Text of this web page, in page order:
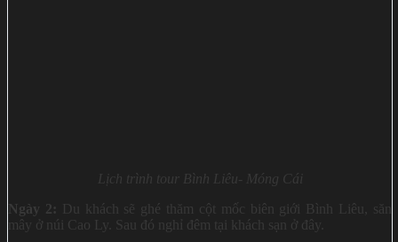
Lịch trình tour Bình Liêu- Móng Cái
Ngày 2: Du khách sẽ ghé thăm cột mốc biên giới Bình Liêu, săn
mây ở núi Cao Ly. Sau đó nghỉ đêm tại khách sạn ở đây.